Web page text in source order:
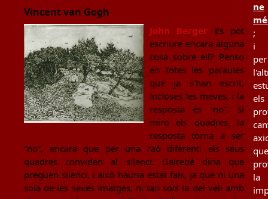
Vincent van Gogh
John Berger Es pot
escriure encara alguna
cosa sobre ell? Penso
en totes les paraules
que ja s'han escrit,
incloses les meves, i la
resposta és “no”. Si
miro els quadres, la
resposta torna a ser
“no”, encara que per una raó diferent: els seus
quadres conviden al silenci. Gairebé diria que
preguen silenci, i això hauria estat fals, ja que ni una
sola de les seves imatges, ni tan sols la del vell amb
ne
;
i
per
els
que
la